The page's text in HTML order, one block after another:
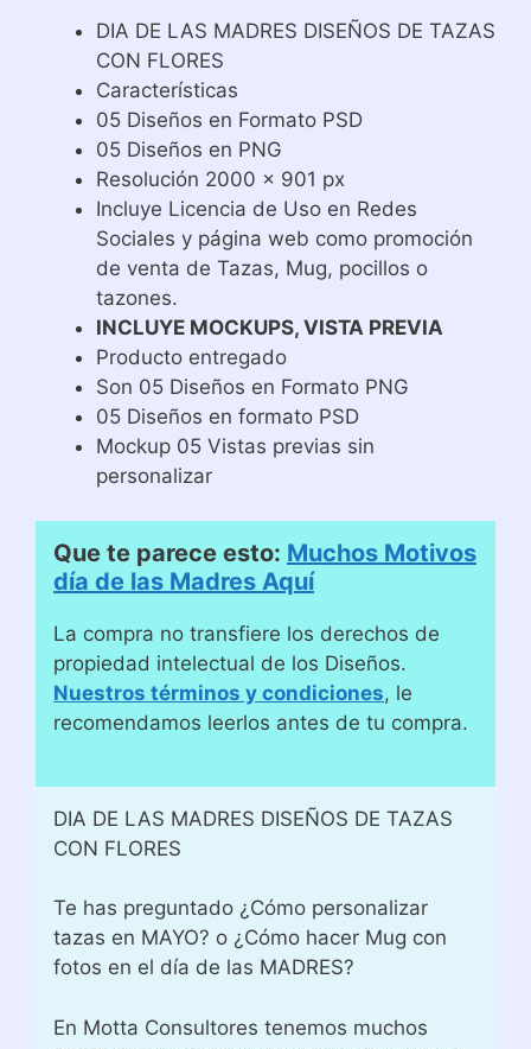
DIA DE LAS MADRES DISEÑOS DE TAZAS
CON FLORES
Características
05 Diseños en Formato PSD
05 Diseños en PNG
Resolución 2000 x 901 px
Incluye Licencia de Uso en Redes
Sociales y página web como promoción
de venta de Tazas, Mug, pocillos o
tazones.
INCLUYE MOCKUPS, VISTA PREVIA
Producto entregado
Son 05 Diseños en Formato PNG
05 Diseños en formato PSD
Mockup 05 Vistas previas sin
personalizar
Que te parece esto: Muchos Motivos
día de las Madres Aquí
La compra no transfiere los derechos de
propiedad intelectual de los Diseños.
Nuestros términos y condiciones, le
recomendamos leerlos antes de tu compra.
DIA DE LAS MADRES DISEÑOS DE TAZAS
CON FLORES
Te has preguntado ¿Cómo personalizar
tazas en MAYO? o ¿Cómo hacer Mug con
fotos en el día de las MADRES?
En Motta Consultores tenemos muchos